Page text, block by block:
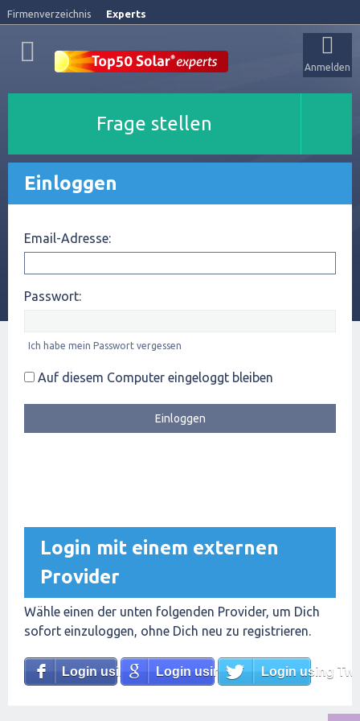
Firmenverzeichnis Experts
Anmelden
Frage stellen
Einloggen
Email-Adresse:
Passwort:
Ich habe mein Passwort vergessen
Auf diesem Computer eingeloggt bleiben
Login mit einem externen
Provider
Wähle einen der unten folgenden Provider, um Dich
sofort einzuloggen, ohne Dich neu zu registrieren.
Login using FacebookLogin using GoogleLogin using